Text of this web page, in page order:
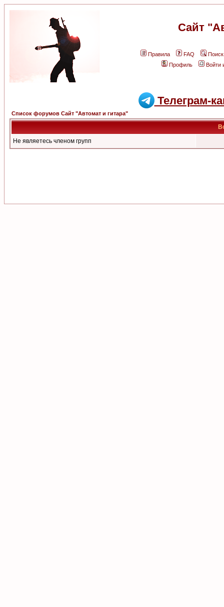
Сайт
Правила FAQ
Поиск
Профиль
Войти
Телеграм-
Список форумов Сайт "Автомат и гитара"
Не являетесь членом групп